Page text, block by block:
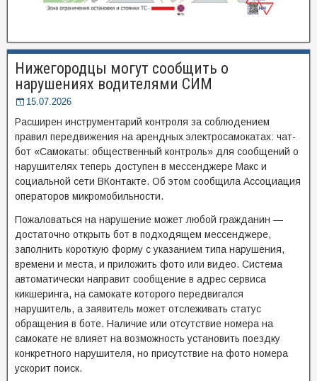
Нижегородцы могут сообщить о
нарушениях водителями СИМ
15.07.2026
Расширен инструментарий контроля за соблюдением
правил передвижения на арендных электросамокатах: чат-
бот «Самокаты: общественный контроль» для сообщений о
нарушителях теперь доступен в мессенджере Макс и
социальной сети ВКонтакте. Об этом сообщила Ассоциация
операторов микромобильности.
Пожаловаться на нарушение может любой гражданин —
достаточно открыть бот в подходящем мессенджере,
заполнить короткую форму с указанием типа нарушения,
времени и места, и приложить фото или видео. Система
автоматически направит сообщение в адрес сервиса
кикшеринга, на самокате которого передвигался
нарушитель, а заявитель может отслеживать статус
обращения в боте. Наличие или отсутствие номера на
самокате не влияет на возможность установить поездку
конкретного нарушителя, но присутствие на фото номера
ускорит поиск.